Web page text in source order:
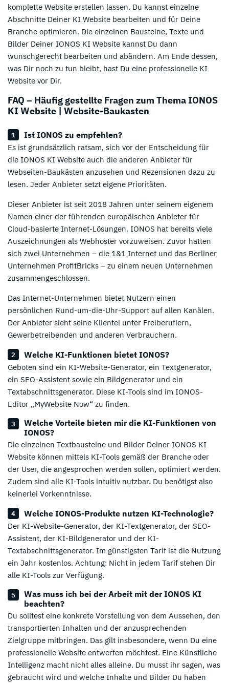
komplette Website erstellen lassen. Du kannst einzelne
Abschnitte Deiner KI Website bearbeiten und für Deine
Branche optimieren. Die einzelnen Bausteine, Texte und
Bilder Deiner IONOS KI Website kannst Du dann
wunschgerecht bearbeiten und abändern. Am Ende dessen,
was Dir noch zu tun bleibt, hast Du eine professionelle KI
Website vor Dir.
FAQ – Häufig gestellte Fragen zum Thema IONOS
KI Website | Website-Baukasten
Ist IONOS zu empfehlen?
Es ist grundsätzlich ratsam, sich vor der Entscheidung für
die IONOS KI Website auch die anderen Anbieter für
Webseiten-Baukästen anzusehen und Rezensionen dazu zu
lesen. Jeder Anbieter setzt eigene Prioritäten.
Dieser Anbieter ist seit 2018 Jahren unter seinem eigenem
Namen einer der führenden europäischen Anbieter für
Cloud-basierte Internet-Lösungen. IONOS hat bereits viele
Auszeichnungen als Webhoster vorzuweisen. Zuvor hatten
sich zwei Unternehmen – die 1&1 Internet und das Berliner
Unternehmen ProfitBricks – zu einem neuen Unternehmen
zusammengeschlossen.
Das Internet-Unternehmen bietet Nutzern einen
persönlichen Rund-um-die-Uhr-Support auf allen Kanälen.
Der Anbieter sieht seine Klientel unter Freiberuflern,
Gewerbetreibenden und anderen Verbrauchern.
Welche KI-Funktionen bietet IONOS?
Geboten sind ein KI-Website-Generator, ein Textgenerator,
ein SEO-Assistent sowie ein Bildgenerator und ein
Textabschnittsgenerator. Diese KI-Tools sind im IONOS-
Editor „MyWebsite Now“ zu finden.
Welche Vorteile bieten mir die KI-Funktionen von
IONOS?
Die einzelnen Textbausteine und Bilder Deiner IONOS KI
Website können mittels KI-Tools gemäß der Branche oder
der User, die angesprochen werden sollen, optimiert werden.
Zudem sind alle KI-Tools intuitiv nutzbar. Du benötigst also
keinerlei Vorkenntnisse.
Welche IONOS-Produkte nutzen KI-Technologie?
Der KI-Website-Generator, der KI-Textgenerator, der SEO-
Assistent, der KI-Bildgenerator und der KI-
Textabschnittsgenerator. Im günstigsten Tarif ist die Nutzung
ein Jahr kostenlos. Achtung: Nicht in jedem Tarif stehen Dir
alle KI-Tools zur Verfügung.
Was muss ich bei der Arbeit mit der IONOS KI
beachten?
Du solltest eine konkrete Vorstellung von dem Aussehen, den
transportierten Inhalten und der anzusprechenden
Zielgruppe mitbringen. Das gilt insbesondere, wenn Du eine
professionelle Website entwerfen möchtest. Eine Künstliche
Intelligenz macht nicht alles alleine. Du musst ihr sagen, was
gebraucht wird und welche Inhalte und Bilder Du haben